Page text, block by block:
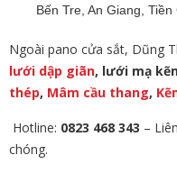
Bến Tre, An Giang,
Ngoài pano cửa sắt, Dũng
lưới dập giãn, lưới mạ
thép, Mâm cầu thang,
Hotline: 0823 468 343 –
chóng.